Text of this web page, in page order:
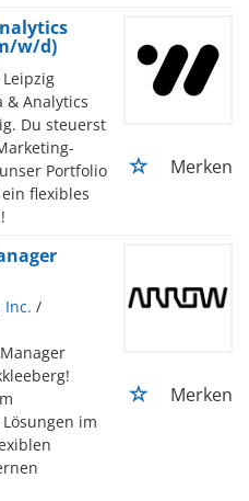
w/d)
& Analytics
Du steuerst
Portfolio
flexibles
Merken
Inc. /
im
Merken